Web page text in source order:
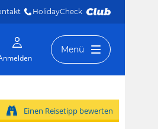
HolidayCheck
Menü
Einen Reisetipp bewerten